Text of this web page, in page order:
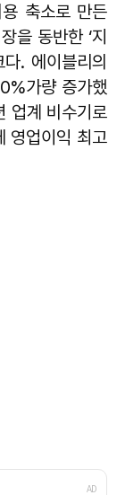
축소로 만든
을 동반한 ‘지
. 에이블리의
가량 증가했
업계 비수기로
영업이익 최고